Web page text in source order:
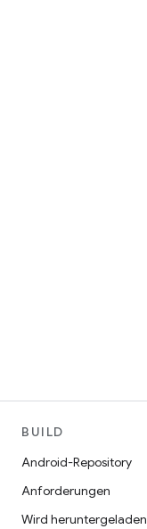
BUILD
Android-Repository
Anforderungen
Wird heruntergeladen